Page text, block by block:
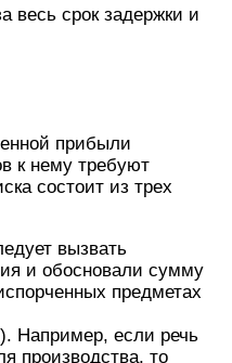
весь срок задержки и
прибыли
к нему требуют
состоит из трех
вызвать
и обосновали сумму
предметах
Например, если речь
производства, то